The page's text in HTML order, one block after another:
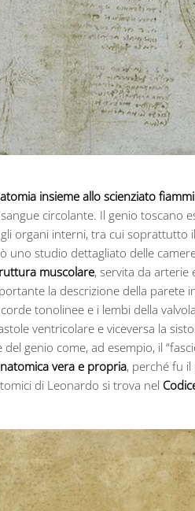
insieme allo scienziato
circolante. Il genio
organi interni, tra cui
uno studio dettagliato delle
muscolare, servita da arterie
la descrizione della
tonolinee e i lembi della
ventricolare e viceversa la
genio come, ad esempio, il
vera e propria, perché fu
di Leonardo si trova nel